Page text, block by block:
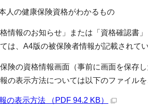
人の健康保険資格がわかるもの
情報のお知らせ」または「資格確認書」
は、A4版の被保険者情報が記載されて
険の資格情報画面（事前に画面を保存
表示方法については以下のファイルを
の表示方法 （PDF 94.2 KB）